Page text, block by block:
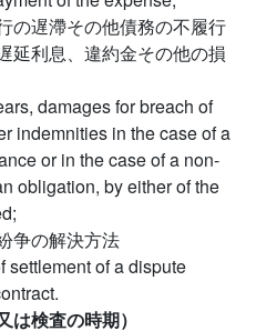
の遅滯その他債務の不履行
延利息、違約金その他の損
damages for breach of
indemnities in the case of a
or in the case of a non-
obligation, by either of the
争の解決方法
settlement of a dispute
は検査の時期）